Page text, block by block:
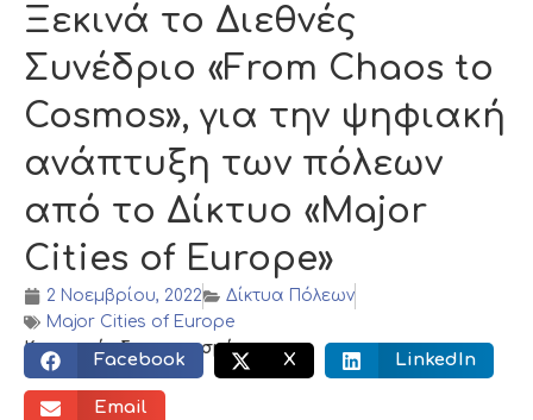
Ξεκινά το Διεθνές
Συνέδριο «From Chaos to
Cosmos», για την ψηφιακή
ανάπτυξη των πόλεων
από το Δίκτυο «Major
Cities of Europe»
2 Νοεμβρίου, 2022
Δίκτυα Πόλεων
Major Cities of Europe
Κοινωνικός διαμοιρασμός:
Facebook X LinkedIn
Email